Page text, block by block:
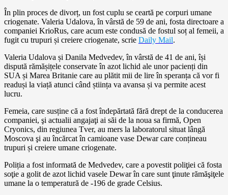
În plin proces de divorț, un fost cuplu se ceartă pe corpuri umane
criogenate. Valeria Udalova, în vârstă de 59 de ani, fosta directoare a
companiei KrioRus, care acum este condusă de fostul soț al femeii, a
fugit cu trupuri și creiere criogenate, scrie Daily Mail.
Valeria Udalova și Danila Medvedev, în vârstă de 41 de ani, își
dispută rămășițele conservate în azot lichid ale unor pacienți din
SUA și Marea Britanie care au plătit mii de lire în speranța că vor fi
readuși la viață atunci când știința va avansa și va permite acest
lucru.
Femeia, care susține că a fost îndepărtată fără drept de la conducerea
companiei, şi actualii angajaţi ai săi de la noua sa firmă, Open
Cryonics, din regiunea Tver, au mers la laboratorul situat lângă
Moscova şi au încărcat în camioane vase Dewar care conțineau
trupuri și creiere umane criogenate.
Poliția a fost informată de Medvedev, care a povestit poliţiei că fosta
soţie a golit de azot lichid vasele Dewar în care sunt ţinute rămăşiţele
umane la o temperatură de -196 de grade Celsius.